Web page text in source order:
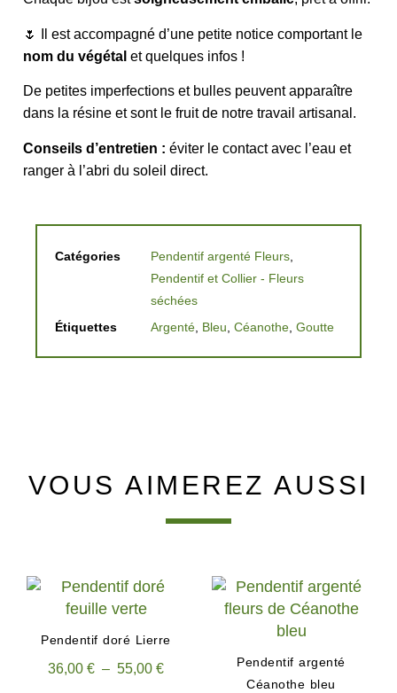
🌷 Il est accompagné d’une petite notice comportant le
nom du végétal et quelques infos !
De petites imperfections et bulles peuvent apparaître
dans la résine et sont le fruit de notre travail artisanal.
Conseils d’entretien : éviter le contact avec l’eau et
ranger à l’abri du soleil direct.
Catégories Pendentif argenté Fleurs,
Pendentif et Collier - Fleurs
séchées
Étiquettes
Argenté, Bleu, Céanothe, Goutte
VOUS AIMEREZ AUSSI
Pendentif doré Lierre
36,00 € – 55,00 €
Pendentif argenté
Céanothe bleu